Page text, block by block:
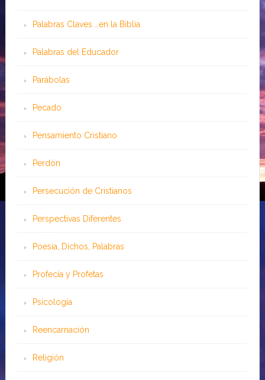
Palabras Claves …en la Biblia
Palabras del Educador
Parábolas
Pecado
Pensamiento Cristiano
Perdón
Persecución de Cristianos
Perspectivas Diferentes
Poesía, Dichos, Palabras
Profecía y Profetas
Psicología
Reencarnación
Religión